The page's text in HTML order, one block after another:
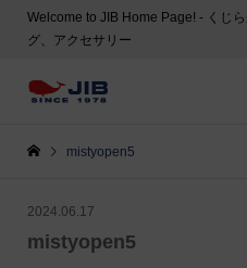
Welcome to JIB Home Page! ‐ くじ
グ、アクセサリー
mistyopen5
2024.06.17
mistyopen5